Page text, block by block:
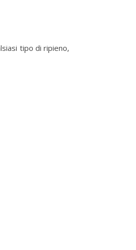
tipo di ripieno,